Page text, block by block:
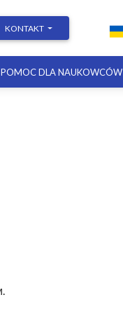
KONTAKT
POMOC DLA NAUKOWCÓW